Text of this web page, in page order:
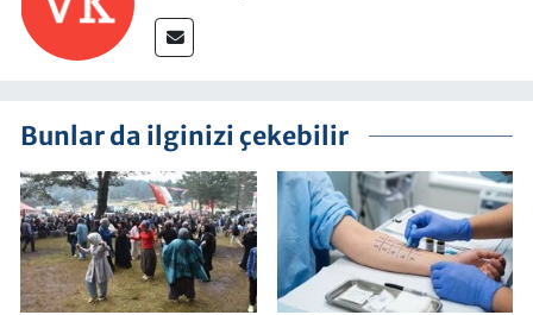
Bunlar da ilginizi çekebilir